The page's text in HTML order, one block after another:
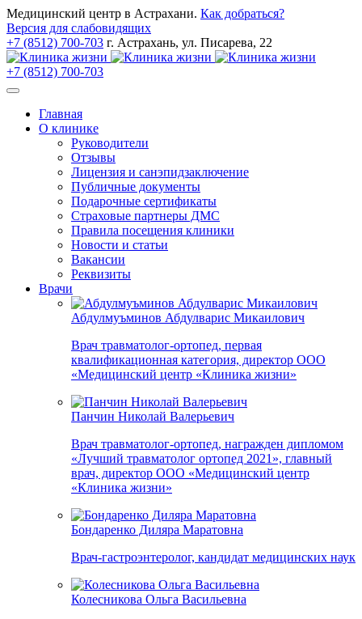
Медицинский центр в Астрахани. Как добраться?
Версия для слабовидящих
+7 (8512) 700-703 г. Астрахань, ул. Писарева, 22
+7 (8512) 700-703
Главная
О клинике
Руководители
Отзывы
Лицензия и санэпидзаключение
Публичные документы
Подарочные сертификаты
Страховые партнеры ДМС
Правила посещения клиники
Новости и статьи
Вакансии
Реквизиты
Врачи
Абдулмуъминов Абдулварис Микаилович
Врач травматолог-ортопед, первая
квалификационная категория, директор ООО
«Медицинский центр «Клиника жизни»
Панчин Николай Валерьевич
Врач травматолог-ортопед, награжден дипломом
«Лучший травматолог ортопед 2021», главный
врач, директор ООО «Медицинский центр
«Клиника жизни»
Бондаренко Диляра Маратовна
Врач-гастроэнтеролог, кандидат медицинских наук
Колесникова Ольга Васильевна